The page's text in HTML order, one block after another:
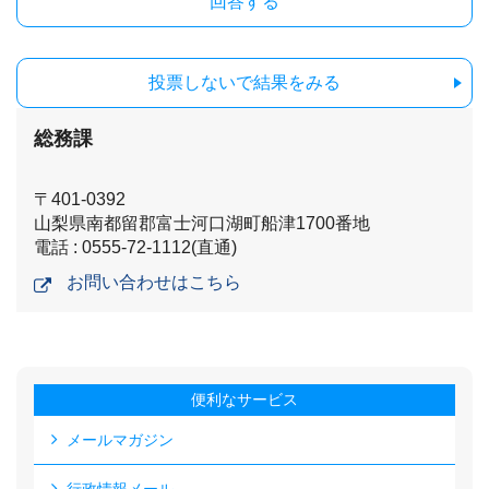
投票しないで結果をみる
総務課
〒401-0392
山梨県南都留郡富士河口湖町船津1700番地
電話 : 0555-72-1112(直通)
お問い合わせはこちら
便利なサービス
メールマガジン